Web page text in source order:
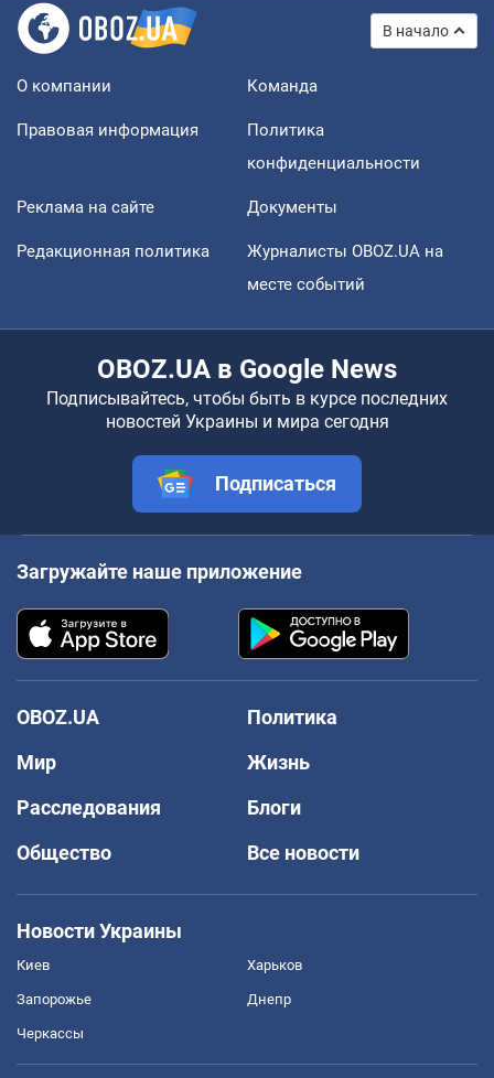
В начало
О компании Команда
Правовая информация
Политика
конфиденциальности
Реклама на сайте Документы
Редакционная политика
Журналисты OBOZ.UA на
месте событий
OBOZ.UA в Google News
Подписывайтесь, чтобы быть в курсе последних
новостей Украины и мира сегодня
Подписаться
Загружайте наше приложение
OBOZ.UA
Политика
Мир
Жизнь
Расследования
Блоги
Общество
Все новости
Новости Украины
Киев Харьков
Запорожье Днепр
Черкассы